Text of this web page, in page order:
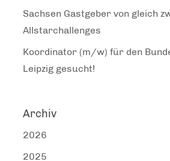
Sachsen Gastgeber von gleich
Allstarchallenges
Koordinator (m/w) für den
Leipzig gesucht!
Archiv
2026
2025